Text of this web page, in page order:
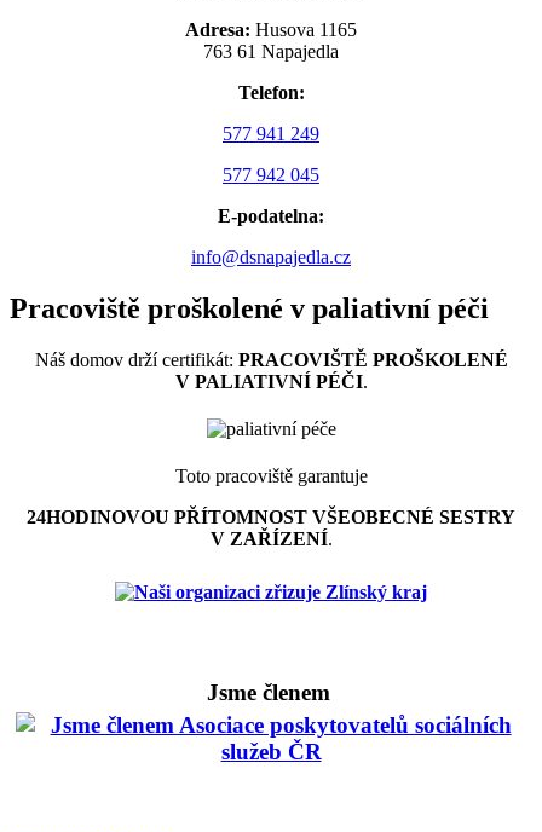
Adresa: Husova 1165
763 61 Napajedla
Telefon:
577 941 249
577 942 045
E-podatelna:
info@dsnapajedla.cz
Pracoviště proškolené v paliativní péči
Náš domov drží certifikát: PRACOVIŠTĚ PROŠKOLENÉ
V PALIATIVNÍ PÉČI.
Toto pracoviště garantuje
24HODINOVOU PŘÍTOMNOST VŠEOBECNÉ SESTRY
V ZAŘÍZENÍ.
Jsme členem